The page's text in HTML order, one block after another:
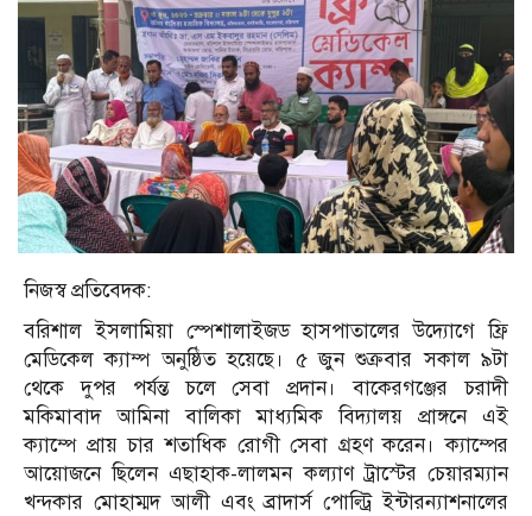
নিজস্ব প্রতিবেদক:
বরিশাল ইসলামিয়া স্পেশালাইজড হাসপাতালের উদ্যোগে ফ্রি
মেডিকেল ক্যাম্প অনুষ্ঠিত হয়েছে। ৫ জুন শুক্রবার সকাল ৯টা
থেকে দুপর পর্যন্ত চলে সেবা প্রদান। বাকেরগঞ্জের চরাদী
মকিমাবাদ আমিনা বালিকা মাধ্যমিক বিদ্যালয় প্রাঙ্গনে এই
ক্যাম্পে প্রায় চার শতাধিক রোগী সেবা গ্রহণ করেন। ক্যাম্পের
আয়োজনে ছিলেন এছাহাক-লালমন কল্যাণ ট্রাস্টের চেয়ারম্যান
খন্দকার মোহাম্মদ আলী এবং ব্রাদার্স পোল্ট্রি ইন্টারন্যাশনালের